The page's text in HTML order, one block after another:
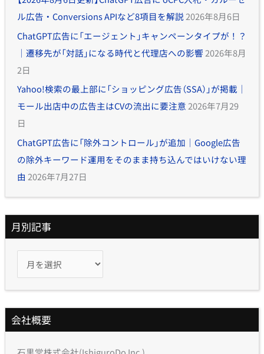
ル広告・Conversions APIなど8項目を解説2026年8月6日
ChatGPT広告に「エージェント」キャンペーンタイプが！？
｜遷移先が「対話」になる時代と代理店への影響 2026年8月
2日
Yahoo!検索の最上部に「ショッピング広告（SSA）」が掲載｜
モール出店中の広告主はCVの流出に要注意2026年7月29
日
ChatGPT広告に「除外コントロール」が追加｜Google広告
の除外キーワード運用をそのまま持ち込んではいけない理
由 2026年7月27日
月別記事
会社概要